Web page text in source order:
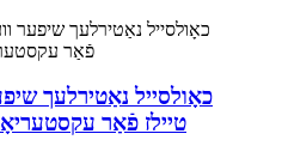
כאָולסייל נאַטירלעך
טיילז פֿאַר